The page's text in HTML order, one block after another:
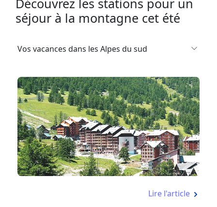
Découvrez les stations pour un
séjour à la montagne cet été
Vos vacances dans les Alpes du sud
Lire l'article